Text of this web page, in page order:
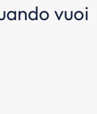
vuoi